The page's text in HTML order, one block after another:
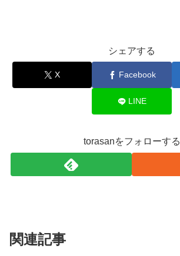
シェアする
X Facebook
LINE
torasanをフォローする
関連記事